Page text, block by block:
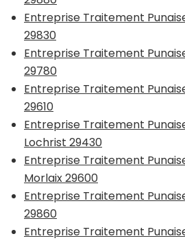
Entreprise Traitement
29830
Entreprise Traitement
29780
Entreprise Traitement
29610
Entreprise Traitement
Lochrist 29430
Entreprise Traitement
Morlaix 29600
Entreprise Traitement
29860
Entreprise Traitement